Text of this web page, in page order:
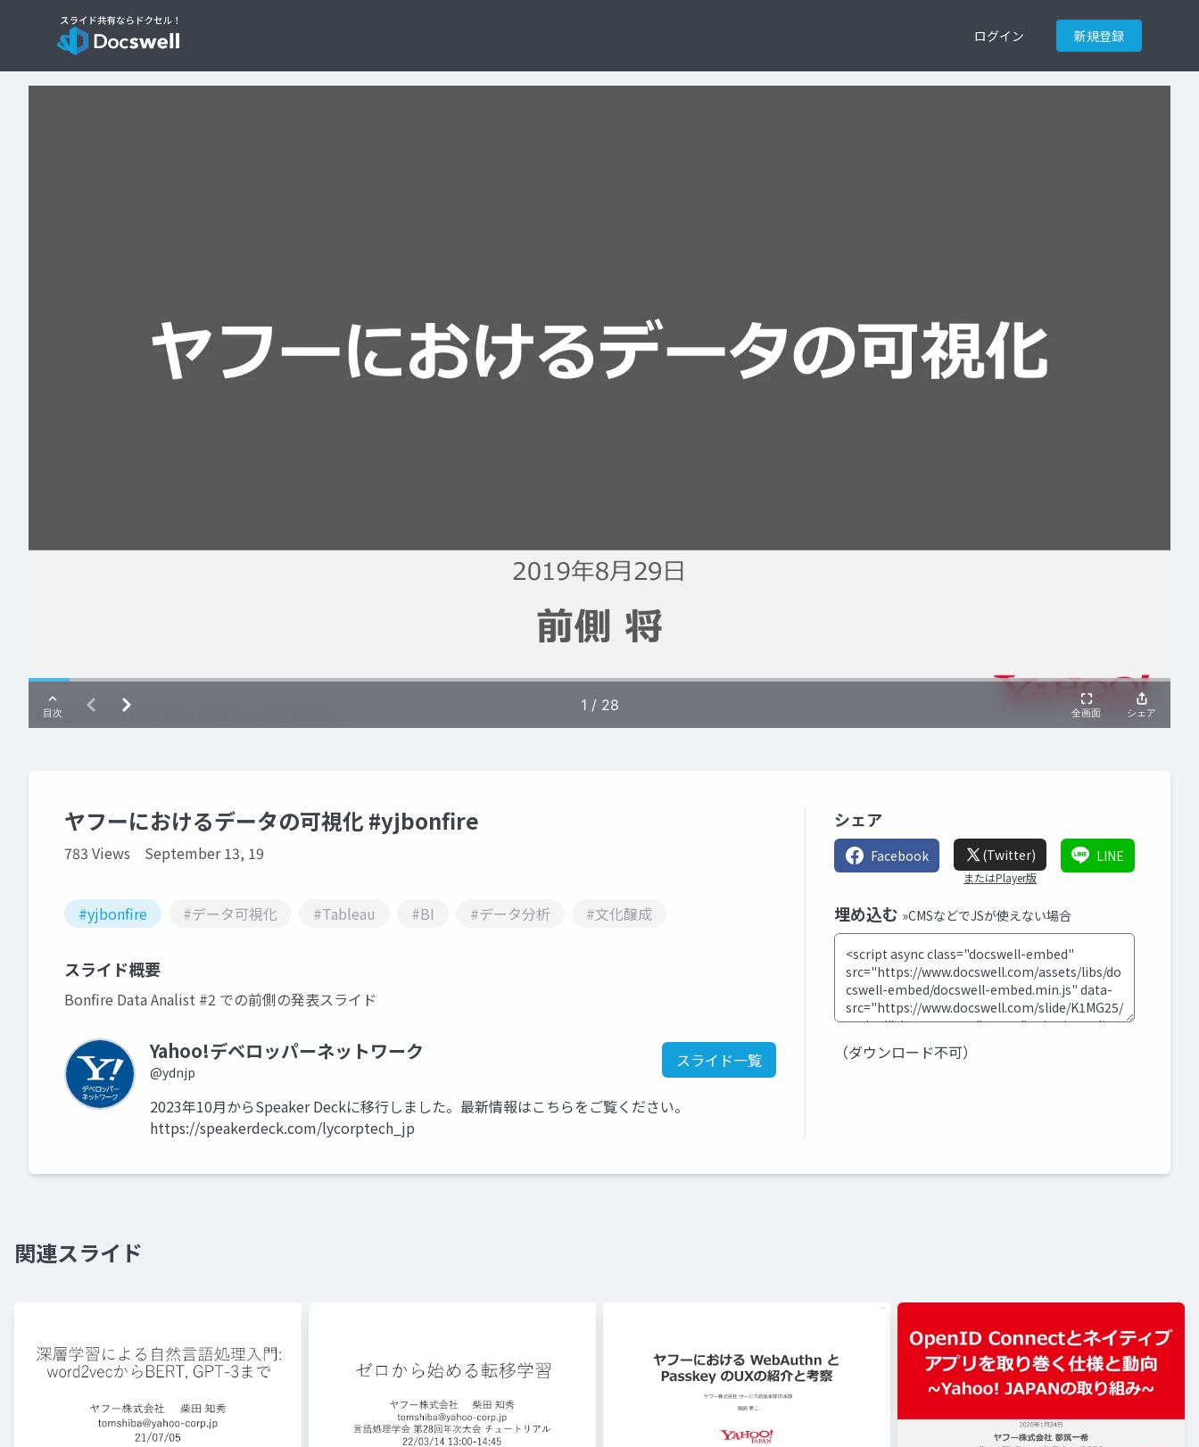
ログイン 新規登録
ヤフーにおけるデータの可視化 #yjbonfire
783 Views September 13, 19
#yjbonfire #データ可視化 #Tableau #BI #データ分析 #文化醸成
スライド概要
Bonfire Data Analist #2 での前側の発表スライド
Yahoo!デベロッパーネットワーク
@ydnjp
スライド一覧
2023年10月からSpeaker Deckに移行しました。最新情報はこちらをご覧ください。
https://speakerdeck.com/lycorptech_jp
シェア
Facebook (Twitter)
またはPlayer版
LINE
埋め込む »CMSなどでJSが使えない場合
（ダウンロード不可）
関連スライド